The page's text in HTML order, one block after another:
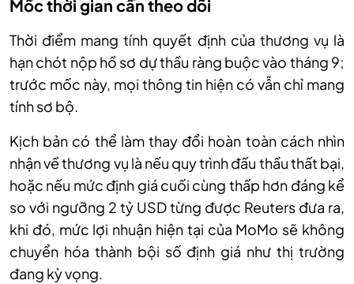
Mốc thời gian cần theo dõi
Thời điểm mang tính quyết định của thương vụ là
hạn chót nộp hồ sơ dự thầu ràng buộc vào tháng 9;
trước mốc này, mọi thông tin hiện có vẫn chỉ mang
tính sơ bộ.
Kịch bản có thể làm thay đổi hoàn toàn cách nhìn
nhận về thương vụ là nếu quy trình đấu thầu thất bại,
hoặc nếu mức định giá cuối cùng thấp hơn đáng kể
so với ngưỡng 2 tỷ USD từng được Reuters đưa ra,
khi đó, mức lợi nhuận hiện tại của MoMo sẽ không
chuyển hóa thành bội số định giá như thị trường
đang kỳ vọng.